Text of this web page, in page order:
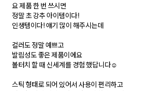
요 제품 한 번 쓰시면
정말 초 강추 아이템이다!
인생템이다! 얘기 많이 해주시는데
​컬러도 정말 예쁘고
발림성도 좋은 제품이에요
볼터치 할 때 신세계를 경험 했답니다☺️
스틱 형태로 되어 있어서 사용이 편리하고